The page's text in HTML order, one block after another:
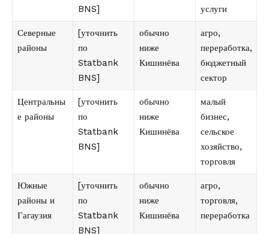
BNS]
услуги
Северные
районы
[уточнить
по
Statbank
BNS]
обычно
ниже
Кишинёва
агро,
переработка,
бюджетный
сектор
Центральны
е районы
[уточнить
по
Statbank
BNS]
обычно
ниже
Кишинёва
малый
бизнес,
сельское
хозяйство,
торговля
Южные
районы и
Гагаузия
[уточнить
по
Statbank
BNS]
обычно
ниже
Кишинёва
агро,
торговля,
переработка